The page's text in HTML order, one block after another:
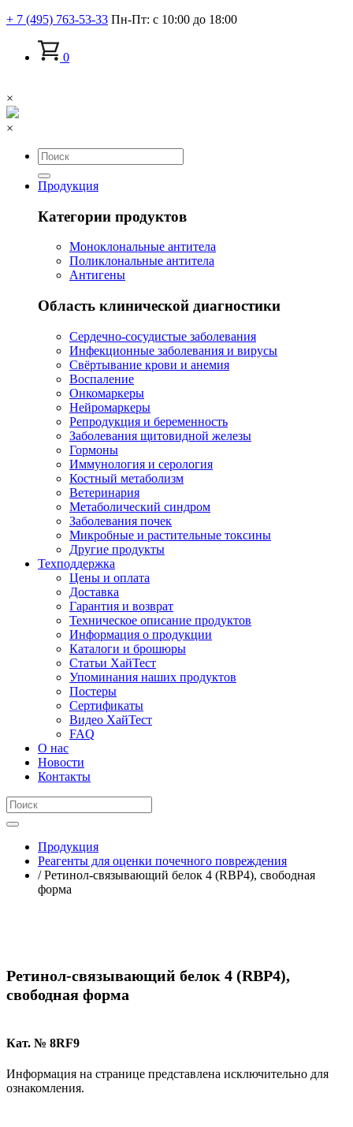
+ 7 (495) 763-53-33 Пн-Пт: с 10:00 до 18:00
0
×
×
Продукция
Категории продуктов
Моноклональные антитела
Поликлональные антитела
Антигены
Область клинической диагностики
Сердечно-сосудистые заболевания
Инфекционные заболевания и вирусы
Свёртывание крови и анемия
Воспаление
Онкомаркеры
Нейромаркеры
Репродукция и беременность
Заболевания щитовидной железы
Гормоны
Иммунология и серология
Костный метаболизм
Ветеринария
Метаболический синдром
Заболевания почек
Микробные и растительные токсины
Другие продукты
Техподдержка
Цены и оплата
Доставка
Гарантия и возврат
Техническое описание продуктов
Информация о продукции
Каталоги и брошюры
Статьи ХайТест
Упоминания наших продуктов
Постеры
Сертификаты
Видео ХайТест
FAQ
О нас
Новости
Контакты
Продукция
Реагенты для оценки почечного повреждения
/ Ретинол-связывающий белок 4 (RBP4), свободная
форма
Ретинол-связывающий белок 4 (RBP4),
свободная форма
Кат. № 8RF9
Информация на странице представлена исключительно для
ознакомления.